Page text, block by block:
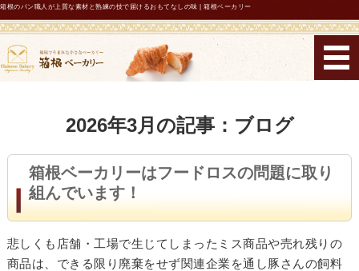
箱根ベーカリ
箱根のパン職人が上質な素材と熟練の技で届けるおもてなしの味 | 箱根ベーカリー
メニュー・機能性表示パン
店舗紹介・営業時間
お問い合わせ
2026年3月の記事：ブログ
箱根ベーカリーはフードロスの問題に取り
組んでいます！
悲しくも店舗・工場で生じてしまったミス商品や売れ残りの
商品は、できる限り廃棄をせず関連企業を通し豚さんの飼料